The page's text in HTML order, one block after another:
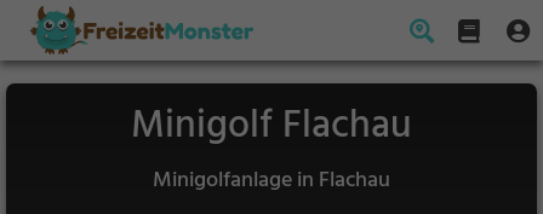
Minigolf Flachau
Minigolfanlage in Flachau